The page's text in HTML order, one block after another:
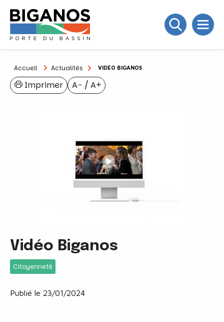
Accueil Actualités VIDÉO BIGANOS
A− / A+
Imprimer
Vidéo Biganos
Citoyenneté
Publié le 23/01/2024